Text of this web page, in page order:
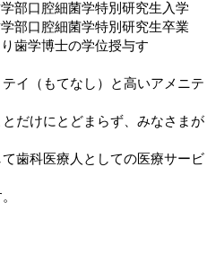
部口腔細菌学特別研究生入学
部口腔細菌学特別研究生卒業
歯学博士の学位授与す
イ（もてなし）と高いアメニテ
だけにとどまらず、みなさまが
歯科医療人としての医療サービ